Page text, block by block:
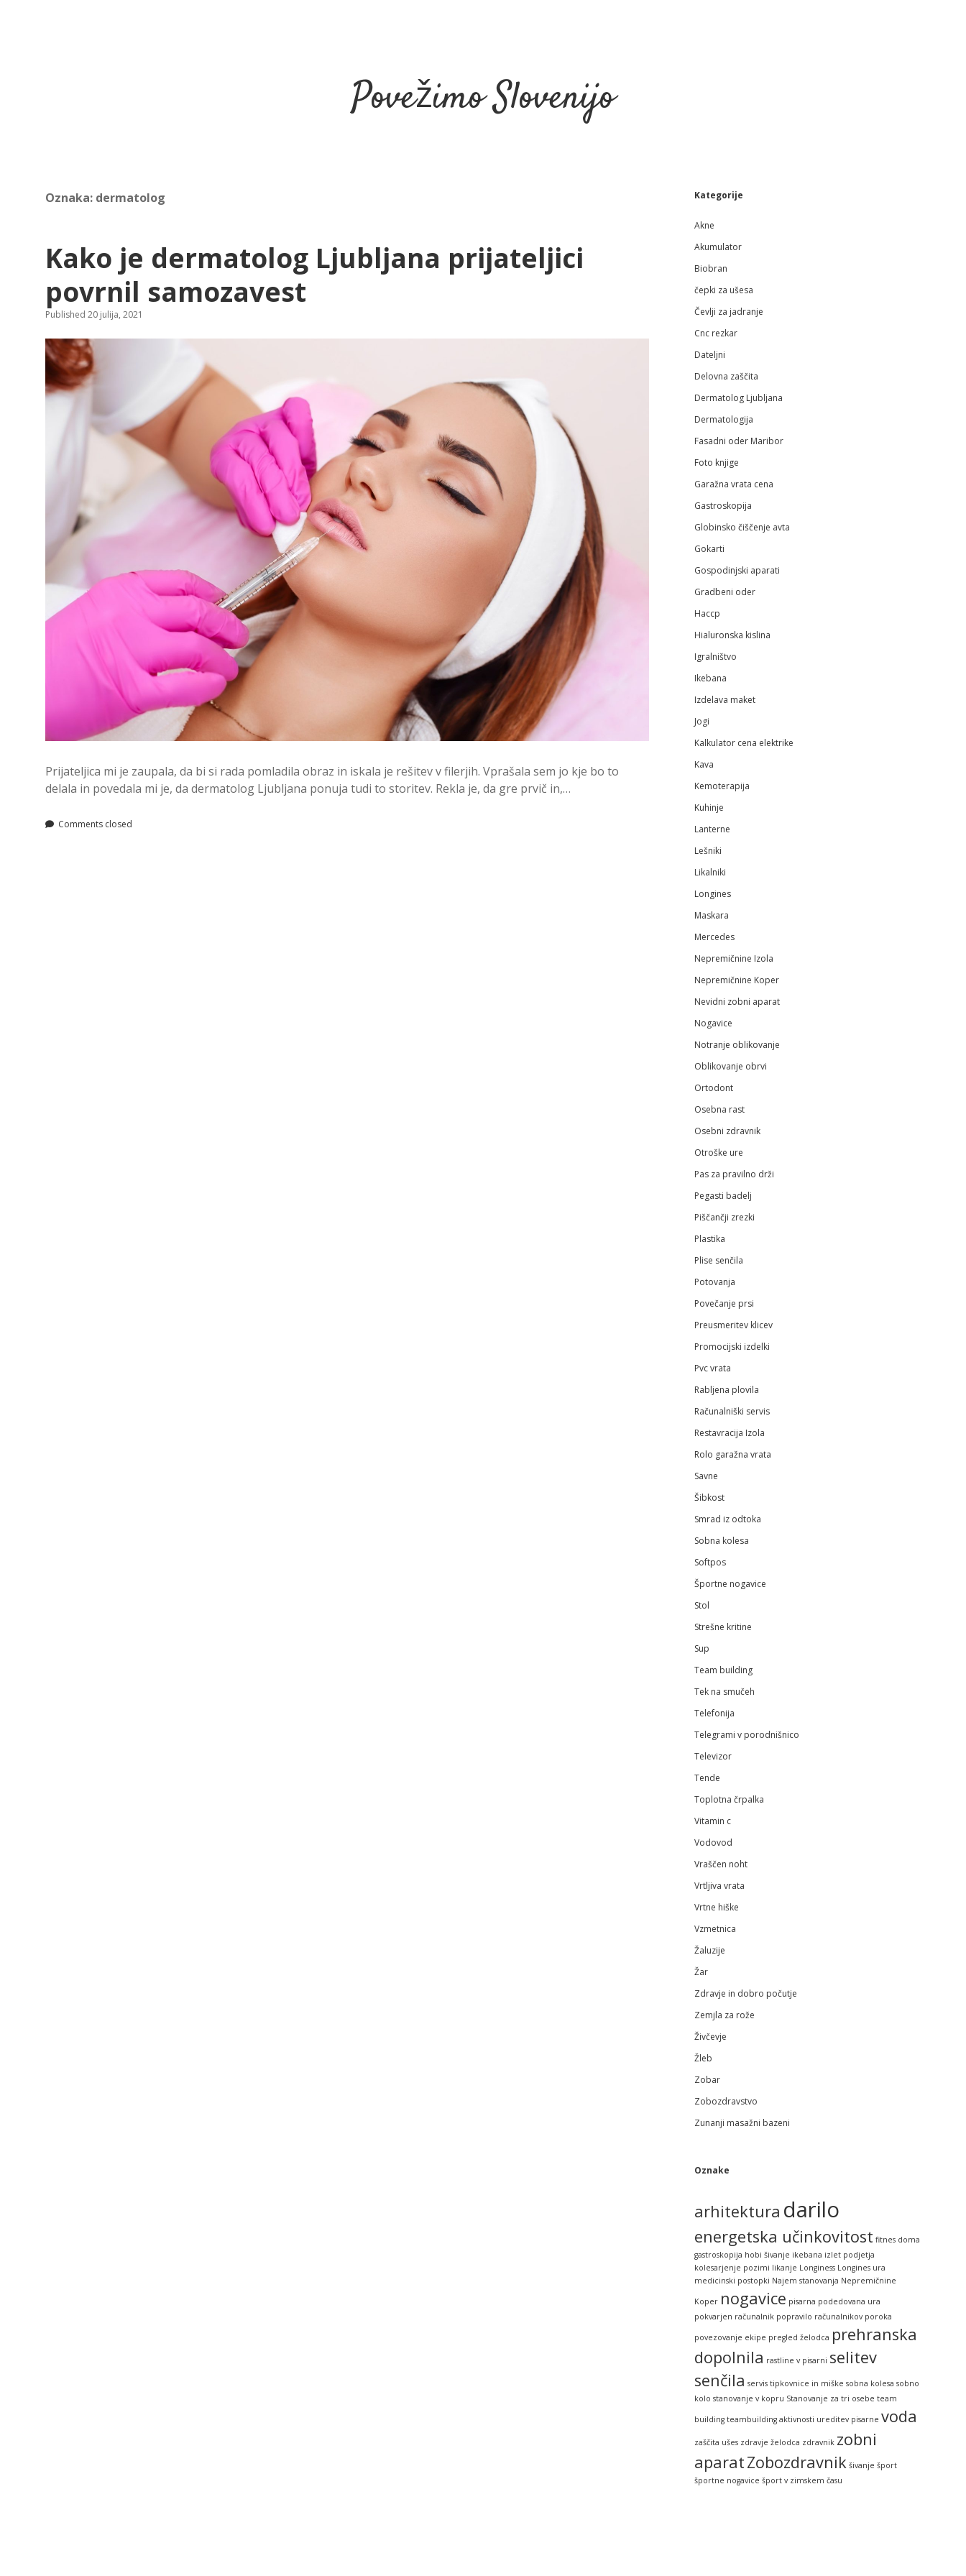
Povežimo Slovenijo
Oznaka: dermatolog
Kako je dermatolog Ljubljana prijateljici
povrnil samozavest
Published 20 julija, 2021
Prijateljica mi je zaupala, da bi si rada pomladila obraz in iskala je rešitev v filerjih. Vprašala sem jo kje bo to
delala in povedala mi je, da dermatolog Ljubljana ponuja tudi to storitev. Rekla je, da gre prvič in,…
Comments closed
Sidebar
Kategorije
Akne
Akumulator
Biobran
čepki za ušesa
Čevlji za jadranje
Cnc rezkar
Dateljni
Delovna zaščita
Dermatolog Ljubljana
Dermatologija
Fasadni oder Maribor
Foto knjige
Garažna vrata cena
Gastroskopija
Globinsko čiščenje avta
Gokarti
Gospodinjski aparati
Gradbeni oder
Haccp
Hialuronska kislina
Igralništvo
Ikebana
Izdelava maket
Jogi
Kalkulator cena elektrike
Kava
Kemoterapija
Kuhinje
Lanterne
Lešniki
Likalniki
Longines
Maskara
Mercedes
Nepremičnine Izola
Nepremičnine Koper
Nevidni zobni aparat
Nogavice
Notranje oblikovanje
Oblikovanje obrvi
Ortodont
Osebna rast
Osebni zdravnik
Otroške ure
Pas za pravilno drži
Pegasti badelj
Piščančji zrezki
Plastika
Plise senčila
Potovanja
Povečanje prsi
Preusmeritev klicev
Promocijski izdelki
Pvc vrata
Rabljena plovila
Računalniški servis
Restavracija Izola
Rolo garažna vrata
Savne
Šibkost
Smrad iz odtoka
Sobna kolesa
Softpos
Športne nogavice
Stol
Strešne kritine
Sup
Team building
Tek na smučeh
Telefonija
Telegrami v porodnišnico
Televizor
Tende
Toplotna črpalka
Vitamin c
Vodovod
Vraščen noht
Vrtljiva vrata
Vrtne hiške
Vzmetnica
Žaluzije
Žar
Zdravje in dobro počutje
Zemjla za rože
Živčevje
Žleb
Zobar
Zobozdravstvo
Zunanji masažni bazeni
Oznake
arhitektura darilo
energetska učinkovitost fitnes doma
gastroskopija hobi šivanje ikebana izlet podjetja
kolesarjenje pozimi likanje Longiness Longines ura
medicinski postopki Najem stanovanja Nepremičnine
Koper nogavice pisarna podedovana ura
pokvarjen računalnik popravilo računalnikov poroka
povezovanje ekipe pregled želodca prehranska
dopolnila rastline v pisarni selitev
senčila servis tipkovnice in miške sobna kolesa sobno
kolo stanovanje v kopru Stanovanje za tri osebe team
building teambuilding aktivnosti ureditev pisarne voda
zaščita ušes zdravje želodca zdravnik zobni
aparatZobozdravnik šivanje šport
športne nogavice šport v zimskem času